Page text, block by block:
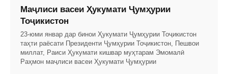
Маҷлиси васеи Ҳукумати Ҷумҳурии
Тоҷикистон
23-юми январ дар бинои Ҳукумати Ҷумҳурии Тоҷикистон
таҳти раёсати Президенти Ҷумҳурии Тоҷикистон, Пешвои
миллат, Раиси Ҳукумати кишвар муҳтарам Эмомалӣ
Раҳмон маҷлиси васеи Ҳукумати Ҷумҳурии